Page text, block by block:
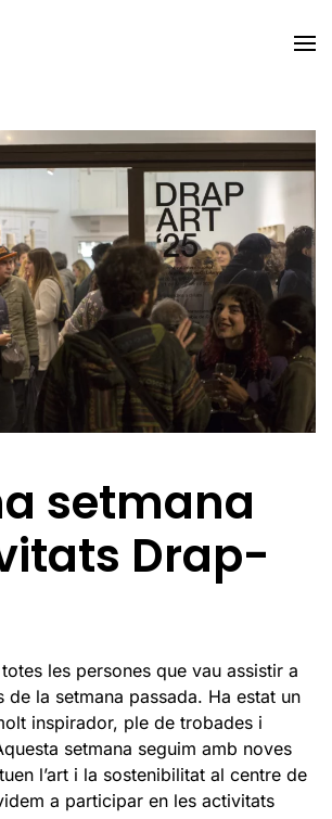
setmana
Drap-
les persones que vau assistir a
de la setmana passada. Ha estat un
inspirador, ple de trobades i
setmana seguim amb noves
l’art i la sostenibilitat al centre de
a participar en les activitats